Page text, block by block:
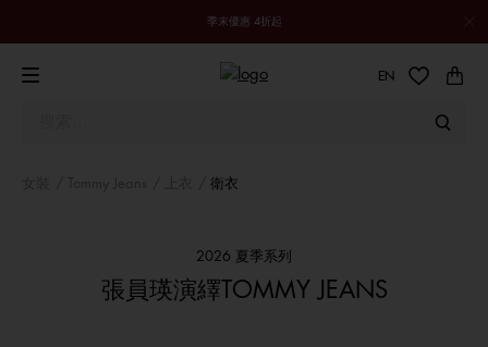
季末優惠 4折起
EN
衛衣
2026 夏季系列
張員瑛演繹TOMMY JEANS